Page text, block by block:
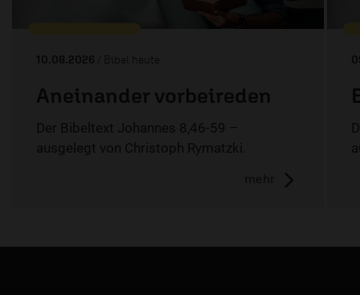
10.08.2026 / Bibel heute
Aneinander vorbeireden
Der Bibeltext Johannes 8,46-59 –
ausgelegt von Christoph Rymatzki.
mehr